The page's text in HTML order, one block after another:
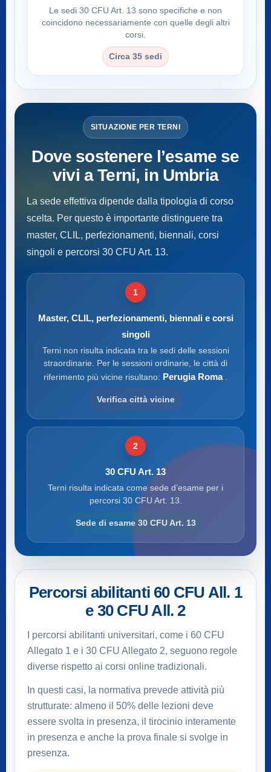
Le sedi 30 CFU Art. 13 sono specifiche e non
coincidono necessariamente con quelle degli altri
corsi.
Circa 35 sedi
SITUAZIONE PER TERNI
Dove sostenere l’esame se
vivi a Terni, in Umbria
La sede effettiva dipende dalla tipologia di corso
scelta. Per questo è importante distinguere tra
master, CLIL, perfezionamenti, biennali, corsi
singoli e percorsi 30 CFU Art. 13.
1
Master, CLIL, perfezionamenti, biennali e corsi
singoli
Terni non risulta indicata tra le sedi delle sessioni
straordinarie. Per le sessioni ordinarie, le città di
riferimento più vicine risultano: Perugia Roma
Verifica città vicine
2
30 CFU Art. 13
Terni risulta indicata come sede d’esame per i
percorsi 30 CFU Art. 13.
Sede di esame 30 CFU Art. 13
Percorsi abilitanti 60 CFU All. 1
e 30 CFU All. 2
I percorsi abilitanti universitari, come i 60 CFU
Allegato 1 e i 30 CFU Allegato 2, seguono regole
diverse rispetto ai corsi online tradizionali.
In questi casi, la normativa prevede attività più
strutturate: almeno il 50% delle lezioni deve
essere svolta in presenza, il tirocinio interamente
in presenza e anche la prova finale si svolge in
presenza.